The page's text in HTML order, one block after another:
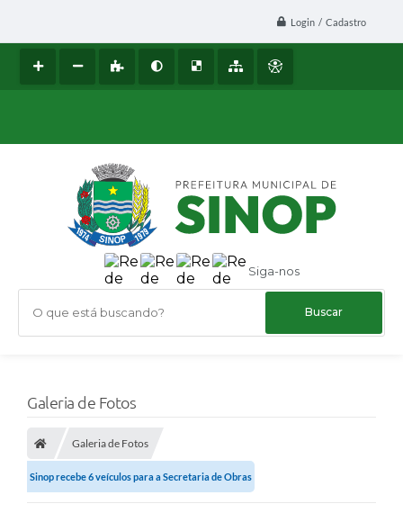
Login / Cadastro
Siga-nos
O que está buscando?
Galeria de Fotos
Galeria de Fotos
Sinop recebe 6 veículos para a Secretaria de Obras